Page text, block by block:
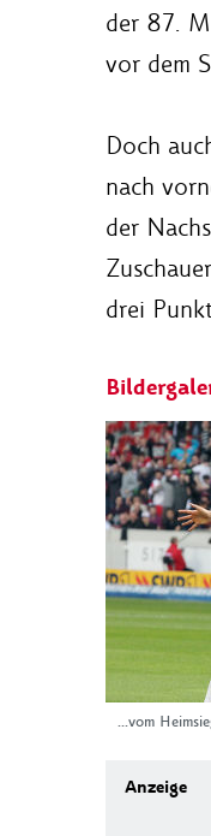
der 87.
vor dem
Doch
nach
der
drei
...vom